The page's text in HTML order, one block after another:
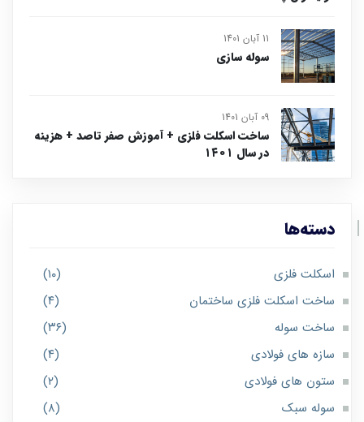
11 آبان 1401
سوله سازی
09 آبان 1401
ساخت اسکلت فلزی + آموزش صفر تاصد + هزینه
در سال ۱۴۰۱
دسته‌ها
اسکلت فلزی
(۱۰)
ساخت اسکلت فلزی ساختمان
(۴)
ساخت سوله
(۳۶)
سازه های فولادی
(۴)
ستون های فولادی
(۲)
سوله سبک
(۸)